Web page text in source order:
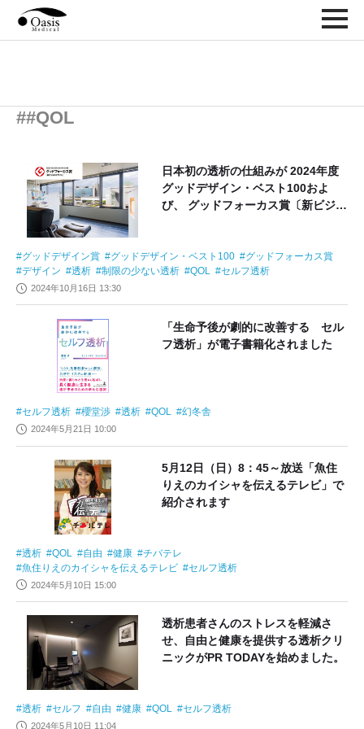
##QOL
日本初の透析の仕組みが 2024年度
グッドデザイン・ベスト100およ
び、 グッドフォーカス賞〔新ビジネ
グッドデザイン賞 グッドデザイン・ベスト100
グッドフォーカス賞
デザイン
透析 制限の少ない透析 QOL セルフ透析
2024年10月16日 13:30
「生命予後が劇的に改善する セル
フ透析」が電子書籍化されました
セルフ透析 櫻堂渉 透析 QOL 幻冬舎
2024年5月21日 10:00
5月12日（日）8：45～放送「魚住
りえのカイシャを伝えるテレビ」で
紹介されます
透析 QOL 自由 健康
チバテレ
魚住りえのカイシャを伝えるテレビ
セルフ透析
2024年5月10日 15:00
透析患者さんのストレスを軽減さ
せ、自由と健康を提供する透析クリ
ニックがPR TODAYを始めました。
透析 セルフ 自由 健康 QOL セルフ透析
2024年5月10日 11:04